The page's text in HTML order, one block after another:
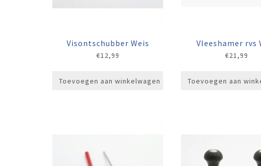
Visontschubber Weis
€12,99
Toevoegen aan winkelwagen
Vleeshamer rvs
€21,99
Toevoegen aan